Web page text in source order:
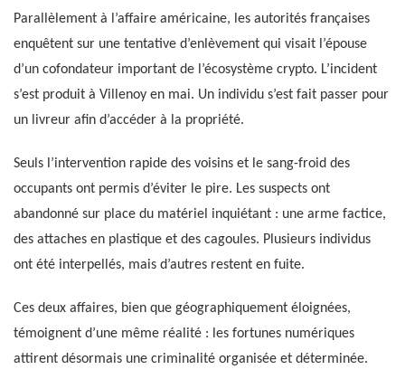
Parallèlement à l’affaire américaine, les autorités françaises
enquêtent sur une tentative d’enlèvement qui visait l’épouse
d’un cofondateur important de l’écosystème crypto. L’incident
s’est produit à Villenoy en mai. Un individu s’est fait passer pour
un livreur afin d’accéder à la propriété.
Seuls l’intervention rapide des voisins et le sang-froid des
occupants ont permis d’éviter le pire. Les suspects ont
abandonné sur place du matériel inquiétant : une arme factice,
des attaches en plastique et des cagoules. Plusieurs individus
ont été interpellés, mais d’autres restent en fuite.
Ces deux affaires, bien que géographiquement éloignées,
témoignent d’une même réalité : les fortunes numériques
attirent désormais une criminalité organisée et déterminée.